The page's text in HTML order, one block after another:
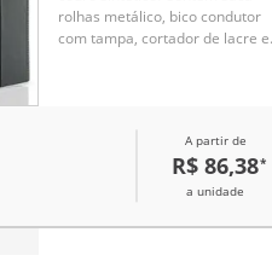
rolhas metálico, bico condutor
com tampa, cortador de lacre e
A partir de
R$ 86,38*
a unidade